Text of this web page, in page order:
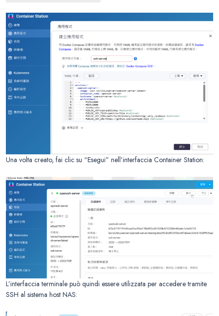
Una volta creato, fai clic su “Esegui” nell’interfaccia Container Station:
L’interfaccia terminale può quindi essere utilizzata per accedere tramite
SSH al sistema host NAS: